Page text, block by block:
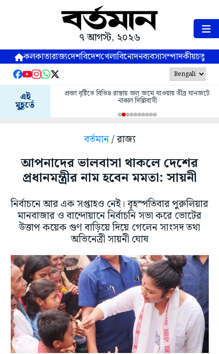
৭ আগস্ট, ২০২৬
কলকাতারাজ্যদেশবিদেশখেলাবিনোদনব্যবসাসম্পাদকীয়
এই
মুহূর্তে
প্রবল বৃষ্টিতে বিভিন্ন রাস্তায় জল জমে যাওয়ায় তীব্র যানজটে
নাকাল দিল্লিবাসী
বর্তমান/ রাজ্য
আপনাদের ভালবাসা থাকলে দেশের
প্রধানমন্ত্রীর নাম হবেন মমতা: সায়নী
নির্বাচনে আর এক সপ্তাহও নেই। বৃহস্পতিবার পুরুলিয়ার
মানবাজার ও বান্দোয়ানে নির্বাচনি সভা করে ভোটের
উত্তাপ কয়েক গুণ বাড়িয়ে দিয়ে গেলেন সাংসদ তথা
অভিনেত্রী সায়নী ঘোষ